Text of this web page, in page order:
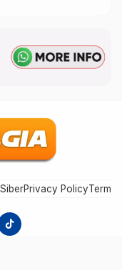
Privacy PolicyTerms